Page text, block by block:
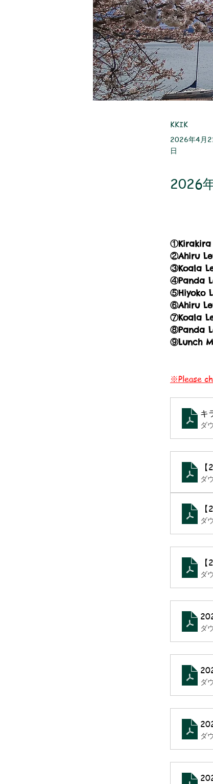
KKIK
2026年4月
日
2026
①Kirakira
②Ahiru
③Koala
④Panda
⑤Hiyoko
⑥Ahiru
⑦Koala
⑧Panda
⑨Lunch
※Please
キ
ダ
ダ
ダ
ダ
ダ
ダ
ダ